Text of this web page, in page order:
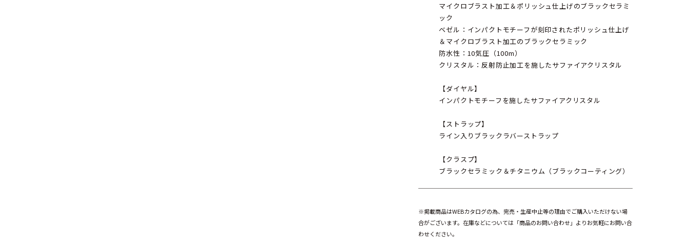
マイクロブラスト加工＆ポリッシュ仕上げのブラックセラミ
ック
ベゼル：インパクトモチーフが刻印されたポリッシュ仕上げ
＆マイクロブラスト加工のブラックセラミック
防水性：10気圧（100m）
クリスタル：反射防止加工を施したサファイアクリスタル
【ダイヤル】
インパクトモチーフを施したサファイアクリスタル
【ストラップ】
ライン入りブラックラバーストラップ
【クラスプ】
ブラックセラミック＆チタニウム（ブラックコーティング）
※掲載商品はWEBカタログの為、完売・生産中止等の理由でご購入いただけない場
合がございます。在庫などについては「商品のお問い合わせ」よりお気軽にお問い合
わせください。